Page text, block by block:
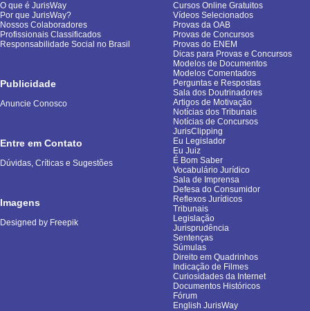
O que é JurisWay
Por que JurisWay?
Nossos Colaboradores
Profissionais Classificados
Responsabilidade Social no Brasil
Publicidade
Anuncie Conosco
Entre em Contato
Dúvidas, Críticas e Sugestões
Imagens
Designed by Freepik
Cursos Online Gratuitos
Vídeos Selecionados
Provas da OAB
Provas de Concursos
Provas do ENEM
Dicas para Provas e Concursos
Modelos de Documentos
Modelos Comentados
Perguntas e Respostas
Sala dos Doutrinadores
Artigos de Motivação
Notícias dos Tribunais
Notícias de Concursos
JurisClipping
Eu Legislador
Eu Juiz
É Bom Saber
Vocabulário Jurídico
Sala de Imprensa
Defesa do Consumidor
Reflexos Jurídicos
Tribunais
Legislação
Jurisprudência
Sentenças
Súmulas
Direito em Quadrinhos
Indicação de Filmes
Curiosidades da Internet
Documentos Históricos
Fórum
English JurisWay